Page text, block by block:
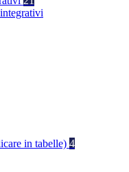
in tabelle) 4